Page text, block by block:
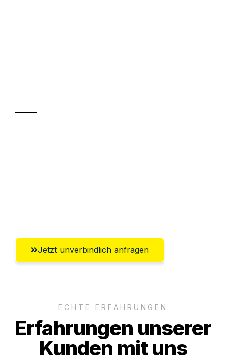
Jetzt unverbindlich anfragen
ECHTE ERFAHRUNGEN
Erfahrungen unserer
Kunden mit uns